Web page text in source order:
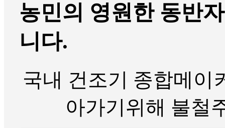
농민의 영원한 동반
니다.
국내 건조기 종합메이
아가기위해 불철